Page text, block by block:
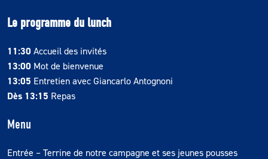
Le programme du lunch
11:30 Accueil des invités
13:00 Mot de bienvenue
13:05 Entretien avec Giancarlo Antognoni
Dès 13:15 Repas
Menu
Entrée – Terrine de notre campagne et ses jeunes pousses